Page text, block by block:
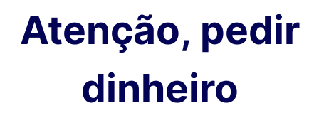
Atenção, pedir
dinheiro